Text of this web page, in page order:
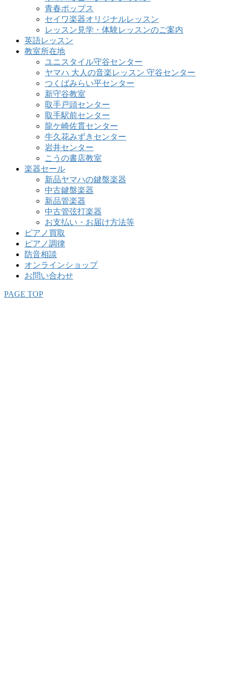
青春ポップス
セイワ楽器オリジナルレッスン
レッスン見学・体験レッスンのご案内
英語レッスン
教室所在地
ユニスタイル守谷センター
ヤマハ 大人の音楽レッスン 守谷センター
つくばみらい平センター
新守谷教室
取手戸頭センター
取手駅前センター
龍ケ崎佐貫センター
牛久花みずきセンター
岩井センター
こうの書店教室
楽器セール
新品ヤマハの鍵盤楽器
中古鍵盤楽器
新品管楽器
中古管弦打楽器
お支払い・お届け方法等
ピアノ買取
ピアノ調律
防音相談
オンラインショップ
お問い合わせ
PAGE TOP